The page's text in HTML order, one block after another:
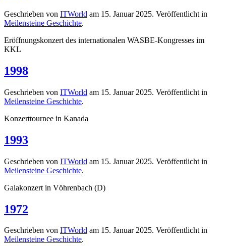
Geschrieben von ITWorld am 15. Januar 2025. Veröffentlicht in
Meilensteine Geschichte.
Eröffnungskonzert des internationalen WASBE-Kongresses im
KKL
1998
Geschrieben von ITWorld am 15. Januar 2025. Veröffentlicht in
Meilensteine Geschichte.
Konzerttournee in Kanada
1993
Geschrieben von ITWorld am 15. Januar 2025. Veröffentlicht in
Meilensteine Geschichte.
Galakonzert in Vöhrenbach (D)
1972
Geschrieben von ITWorld am 15. Januar 2025. Veröffentlicht in
Meilensteine Geschichte.